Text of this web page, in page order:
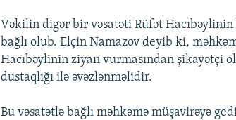
Vəkilin digər bir vəsatətiRüfət Hacıbəylinin
bağlı olub. Elçin Namazov deyib ki,
Hacıbəylinin ziyan vurmasından şikayətçi
dustaqlığı ilə əvəzlənməlidir.
Bu vəsatətlə bağlı məhkəmə müşavirəyə